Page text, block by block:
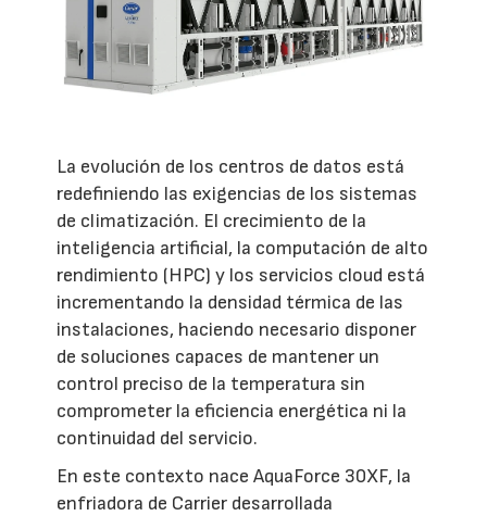
La evolución de los centros de datos está
redefiniendo las exigencias de los sistemas
de climatización. El crecimiento de la
inteligencia artificial, la computación de alto
rendimiento (HPC) y los servicios cloud está
incrementando la densidad térmica de las
instalaciones, haciendo necesario disponer
de soluciones capaces de mantener un
control preciso de la temperatura sin
comprometer la eficiencia energética ni la
continuidad del servicio.
En este contexto nace AquaForce 30XF, la
enfriadora de Carrier desarrollada